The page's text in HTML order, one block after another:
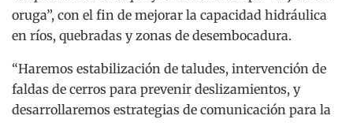
oruga”, con el fin de mejorar la capacidad hidráulica
en ríos, quebradas y zonas de desembocadura.
“Haremos estabilización de taludes, intervención de
faldas de cerros para prevenir deslizamientos, y
desarrollaremos estrategias de comunicación para la